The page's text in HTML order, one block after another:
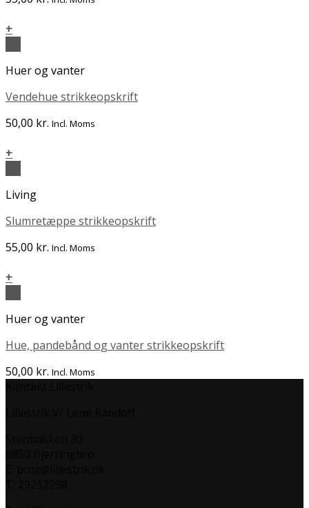
+
Huer og vanter
Vendehue strikkeopskrift
50,00 kr. Incl. Moms
+
Living
Slumretæppe strikkeopskrift
55,00 kr. Incl. Moms
+
Huer og vanter
Hue, pandebånd og vanter strikkeopskrift
50,00 kr. Incl. Moms